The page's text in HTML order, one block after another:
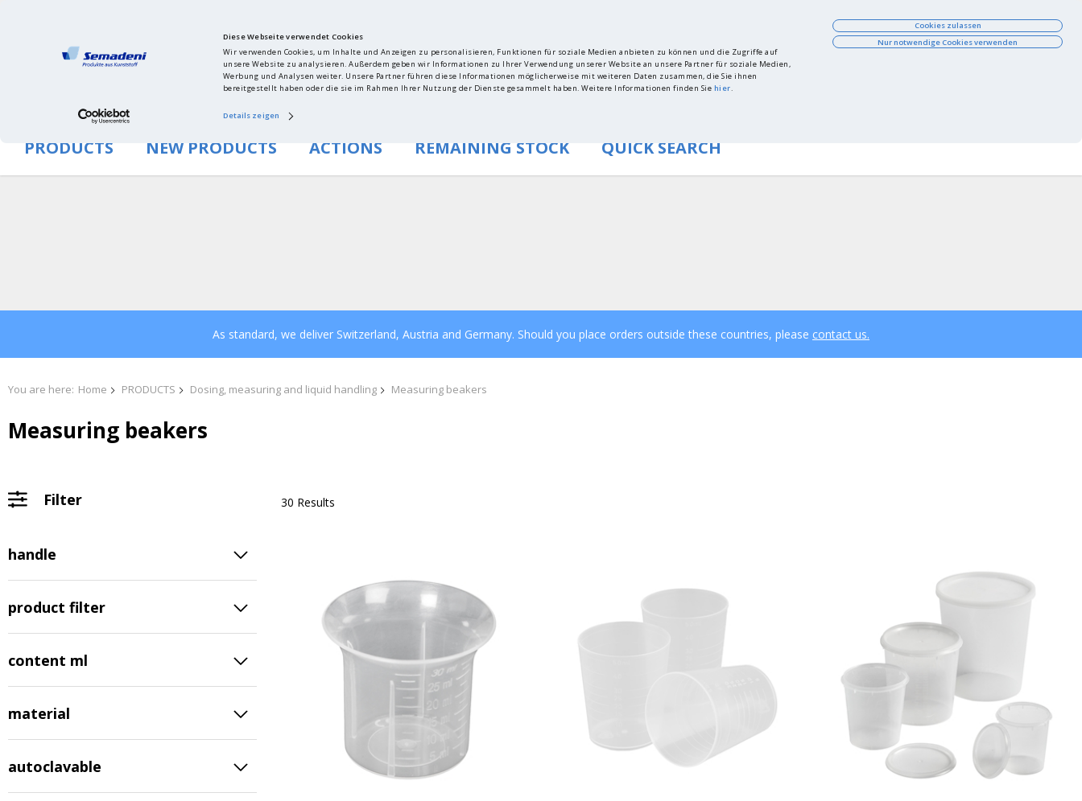
Diese Webseite verwendet Cookies
Wir verwenden Cookies, um Inhalte und Anzeigen zu personalisieren, Funktionen für soziale Medien anbieten zu können und die Zugriffe auf
unsere Website zu analysieren. Außerdem geben wir Informationen zu Ihrer Verwendung unserer Website an unsere Partner für soziale Medien,
Werbung und Analysen weiter. Unsere Partner führen diese Informationen möglicherweise mit weiteren Daten zusammen, die Sie ihnen
bereitgestellt haben oder die sie im Rahmen Ihrer Nutzung der Dienste gesammelt haben. Weitere Informationen finden Sie hier.
Details zeigen
Cookies zulassen
Nur notwendige Cookies verwenden
To the corporate website Product not found?
PRODUCTS NEW PRODUCTS ACTIONS REMAINING STOCK QUICK SEARCH
As standard, we deliver Switzerland, Austria and Germany. Should you place orders outside these countries, please contact us.
You are here: Home PRODUCTS Dosing, measuring and liquid handling Measuring beakers
Measuring beakers
Filter
handle
product filter
content ml
material
autoclavable
30 Results